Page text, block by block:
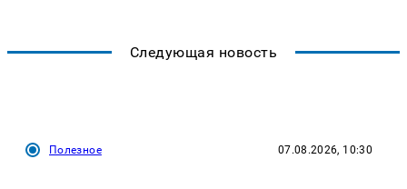
Следующая новость
Полезное 07.08.2026, 10:30